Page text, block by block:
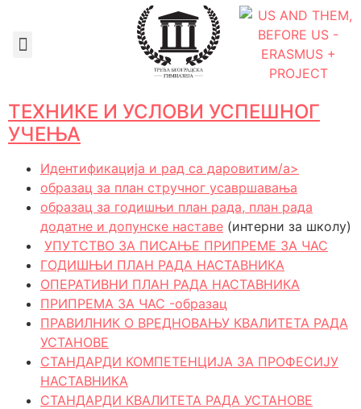
ТЕХНИКЕ И УСЛОВИ УСПЕШНОГ
УЧЕЊА
Идентификација и рад са даровитим/a>
образац за план стручног усавршавања
образац за годишњи план рада, план рада
додатне и допунске наставе (интерни за школу)
УПУТСТВО ЗА ПИСАЊЕ ПРИПРЕМЕ ЗА ЧАС
ГОДИШЊИ ПЛАН РАДА НАСТАВНИКА
ОПЕРАТИВНИ ПЛАН РАДА НАСТАВНИКА
ПРИПРЕМА ЗА ЧАС -oбразац
ПРАВИЛНИК О ВРЕДНОВАЊУ КВАЛИТЕТА РАДА
УСТАНОВЕ
СТАНДАРДИ КОМПЕТЕНЦИЈА ЗА ПРОФЕСИЈУ
НАСТАВНИКА
СТАНДАРДИ КВАЛИТЕТА РАДА УСТАНОВЕ